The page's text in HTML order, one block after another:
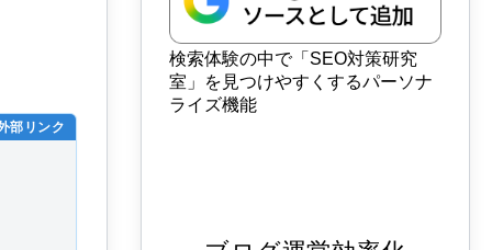
部リンク
検索体験の中で「SEO対策研究
室」を見つけやすくするパーソナ
ライズ機能